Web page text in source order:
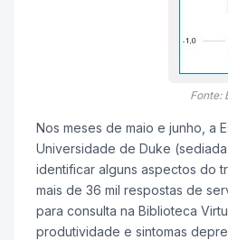
Fonte:
Nos meses de maio e junho, a
Universidade de Duke
identificar alguns aspectos do
mais de 36 mil respostas de
para consulta na Biblioteca
produtividade e sintomas